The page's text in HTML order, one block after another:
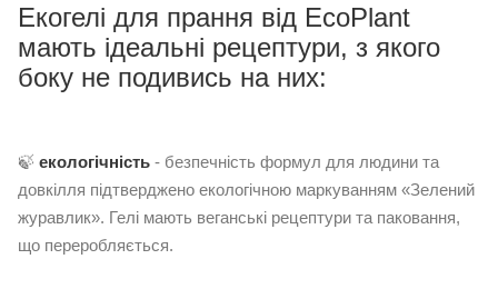
Екогелі для прання від EcoPlant
мають ідеальні рецептури, з якого
боку не подивись на них:
🍃 екологічність - безпечність формул для людини та
довкілля підтверджено екологічною маркуванням «Зелений
журавлик». Гелі мають веганські рецептури та паковання,
що переробляється.